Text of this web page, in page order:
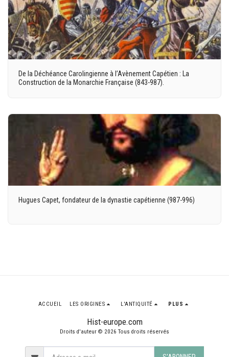
De la Déchéance Carolingienne à l’Avènement Capétien : La
Construction de la Monarchie Française (843-987).
Hugues Capet, fondateur de la dynastie capétienne (987-996)
Hist-europe.com
Droits d'auteur © 2026 Tous droits réservés
ACCUEIL LES ORIGINES L'ANTIQUITÉ PLUS